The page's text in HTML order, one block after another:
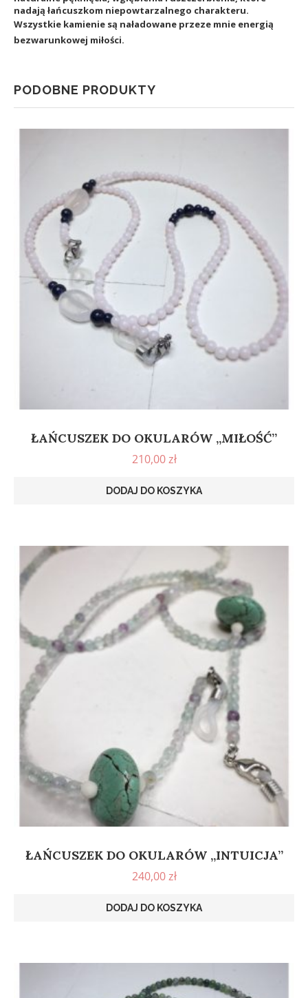
nadają łańcuszkom niepowtarzalnego charakteru.
Wszystkie kamienie są naładowane przeze mnie energią
bezwarunkowej miłości.
PODOBNE PRODUKTY
ŁAŃCUSZEK DO OKULARÓW „MIŁOŚĆ”
210,00zł
DODAJ DO KOSZYKA
ŁAŃCUSZEK DO OKULARÓW „INTUICJA”
240,00zł
DODAJ DO KOSZYKA